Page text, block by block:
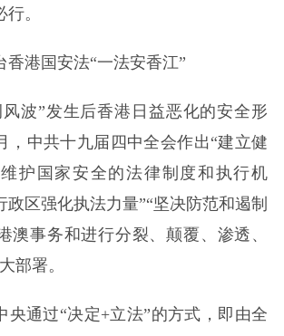
。
港国安法“一法安香江”
”发生后香港日益恶化的安全形
，中共十九届四中全会作出“建立健
护国家安全的法律制度和执行机
政区强化执法力量”“坚决防范和遏制
澳事务和进行分裂、颠覆、渗透、
部署。
通过“决定+立法”的方式，即由全